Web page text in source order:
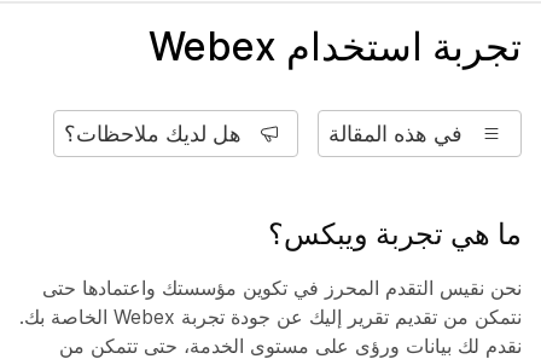
تجربة استخدام Webex
في هذه المقالة هل لديك ملاحظات؟
ما هي تجربة ويبكس؟
نحن نقيس التقدم المحرز في تكوين مؤسستك واعتمادها حتى
نتمكن من تقديم تقرير إليك عن جودة تجربة Webex الخاصة بك.
نقدم لك بيانات ورؤى على مستوى الخدمة، حتى تتمكن من